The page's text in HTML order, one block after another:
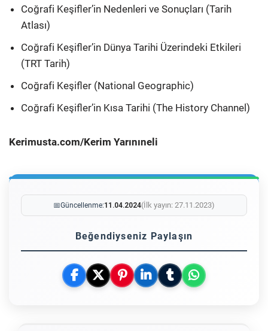
Coğrafi Keşifler’in Nedenleri ve Sonuçları (Tarih
Atlası)
Coğrafi Keşifler’in Dünya Tarihi Üzerindeki Etkileri
(TRT Tarih)
Coğrafi Keşifler (National Geographic)
Coğrafi Keşifler’in Kısa Tarihi (The History Channel)
Kerimusta.com/Kerim Yarınıneli
📅Güncellenme:11.04.2024(İlk yayın: 27.11.2023)
Beğendiyseniz Paylaşın